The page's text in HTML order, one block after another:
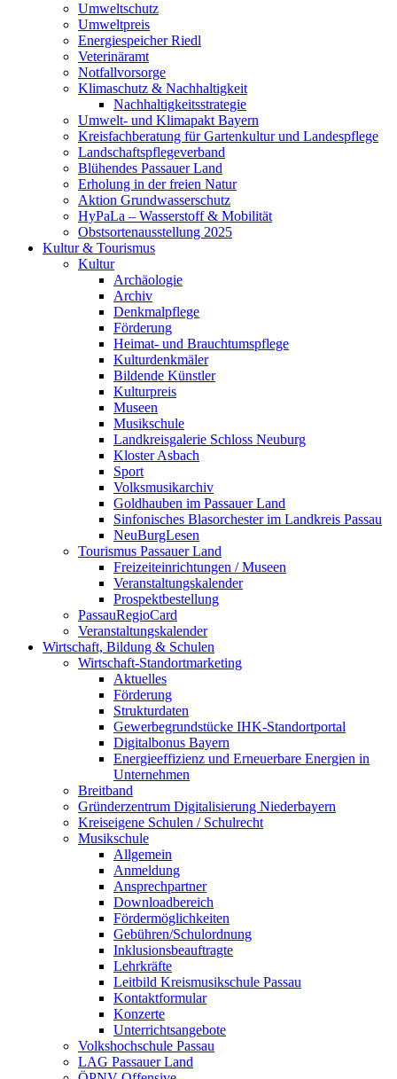
Umweltschutz
Umweltpreis
Energiespeicher Riedl
Veterinäramt
Notfallvorsorge
Klimaschutz & Nachhaltigkeit
Nachhaltigkeitsstrategie
Umwelt- und Klimapakt Bayern
Kreisfachberatung für Gartenkultur und Landespflege
Landschaftspflegeverband
Blühendes Passauer Land
Erholung in der freien Natur
Aktion Grundwasserschutz
HyPaLa – Wasserstoff & Mobilität
Obstsortenausstellung 2025
Kultur & Tourismus
Kultur
Archäologie
Archiv
Denkmalpflege
Förderung
Heimat- und Brauchtumspflege
Kulturdenkmäler
Bildende Künstler
Kulturpreis
Museen
Musikschule
Landkreisgalerie Schloss Neuburg
Kloster Asbach
Sport
Volksmusikarchiv
Goldhauben im Passauer Land
Sinfonisches Blasorchester im Landkreis Passau
NeuBurgLesen
Tourismus Passauer Land
Freizeiteinrichtungen / Museen
Veranstaltungskalender
Prospektbestellung
PassauRegioCard
Veranstaltungskalender
Wirtschaft, Bildung & Schulen
Wirtschaft-Standortmarketing
Aktuelles
Förderung
Strukturdaten
Gewerbegrundstücke IHK-Standortportal
Digitalbonus Bayern
Energieeffizienz und Erneuerbare Energien in
Unternehmen
Breitband
Gründerzentrum Digitalisierung Niederbayern
Kreiseigene Schulen / Schulrecht
Musikschule
Allgemein
Anmeldung
Ansprechpartner
Downloadbereich
Fördermöglichkeiten
Gebühren/Schulordnung
Inklusionsbeauftragte
Lehrkräfte
Leitbild Kreismusikschule Passau
Kontaktformular
Konzerte
Unterrichtsangebote
Volkshochschule Passau
LAG Passauer Land